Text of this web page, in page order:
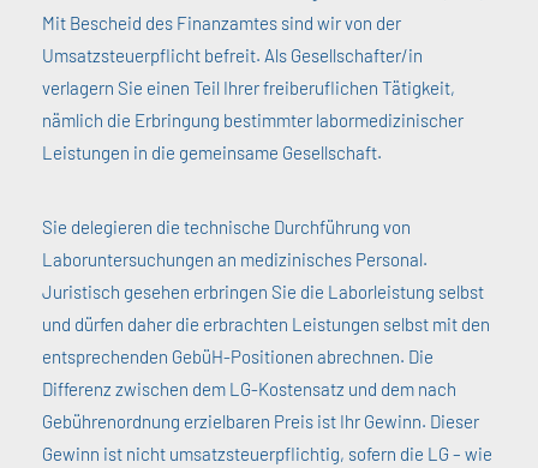
Mit Bescheid des Finanzamtes sind wir von der
Umsatzsteuerpflicht befreit. Als Gesellschafter/in
verlagern Sie einen Teil Ihrer freiberuflichen Tätigkeit,
nämlich die Erbringung bestimmter labormedizinischer
Leistungen in die gemeinsame Gesellschaft.
Sie delegieren die technische Durchführung von
Laboruntersuchungen an medizinisches Personal.
Juristisch gesehen erbringen Sie die Laborleistung selbst
und dürfen daher die erbrachten Leistungen selbst mit den
entsprechenden GebüH-Positionen abrechnen. Die
Differenz zwischen dem LG-Kostensatz und dem nach
Gebührenordnung erzielbaren Preis ist Ihr Gewinn. Dieser
Gewinn ist nicht umsatzsteuerpflichtig, sofern die LG – wie